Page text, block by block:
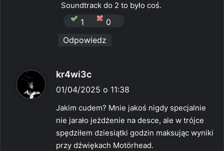
z
:
Soundtrack do 2 to było coś.
1
0
Odpowiedz
kr4wi3c
i
z
e
:
01/04/2025 o 11:38
Jakim cudem? Mnie jakoś nigdy specjalnie
nie jarało jeżdżenie na desce, ale w trójce
spędziłem dziesiątki godzin maksując wyniki
przy dźwiękach Motörhead.